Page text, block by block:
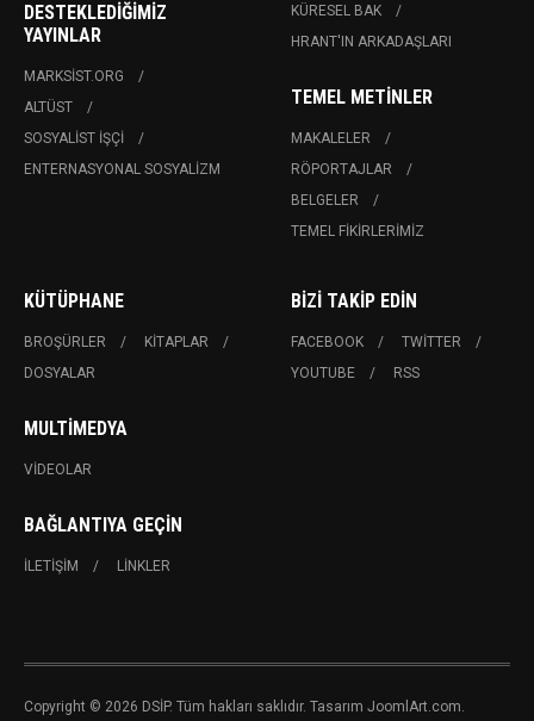
DESTEKLEDIĞIMIZ
YAYINLAR
MARKSIST.ORG
ALTÜST
SOSYALIST İŞÇI
ENTERNASYONAL SOSYALIZM
KÜRESEL BAK
HRANT'IN ARKADAŞLARI
TEMEL METINLER
MAKALELER
RÖPORTAJLAR
BELGELER
TEMEL FIKIRLERIMIZ
KÜTÜPHANE
BROŞÜRLER
KITAPLAR
DOSYALAR
MULTIMEDYA
VIDEOLAR
BAĞLANTIYA GEÇIN
İLETIŞIM LINKLER
BIZI TAKIP EDIN
FACEBOOK
TWITTER
YOUTUBE
RSS
Copyright © 2026 DSİP. Tüm hakları saklıdır. Tasarım JoomlArt.com.